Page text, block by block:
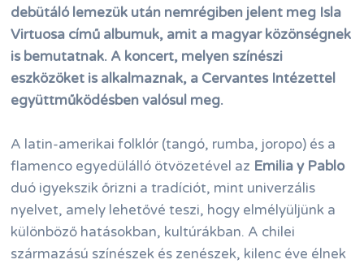
debütáló lemezük után nemrégiben jelent meg Isla
Virtuosa című albumuk, amit a magyar közönségnek
is bemutatnak. A koncert, melyen színészi
eszközöket is alkalmaznak, a Cervantes Intézettel
együttműködésben valósul meg.
A latin-amerikai folklór (tangó, rumba, joropo) és a
flamenco egyedülálló ötvözetével az Emilia y Pablo
duó igyekszik őrizni a tradíciót, mint univerzális
nyelvet, amely lehetővé teszi, hogy elmélyüljünk a
különböző hatásokban, kultúrákban. A chilei
származású színészek és zenészek, kilenc éve élnek